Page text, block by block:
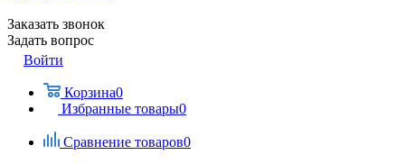
Заказать звонок
Задать вопрос
Войти
Корзина0
Избранные товары0
Сравнение товаров0